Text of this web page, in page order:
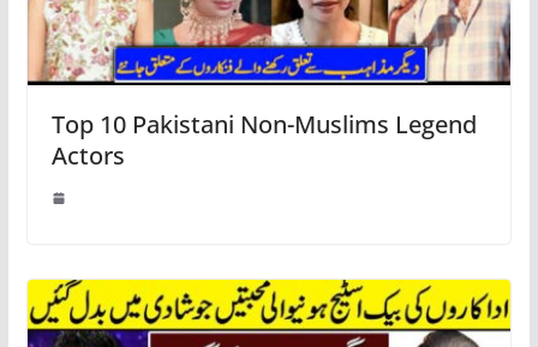
Top 10 Pakistani Non-Muslims Legend
Actors